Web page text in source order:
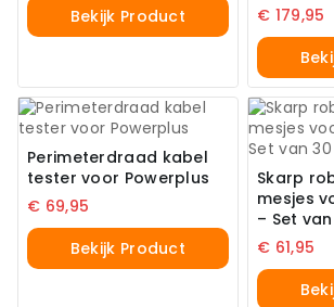
Bekijk Product
€ 179,95
Perimeterdraad kabel
tester voor Powerplus
€ 69,95
Bekijk Product
Skarp
mesjes
– Set
€ 61,95